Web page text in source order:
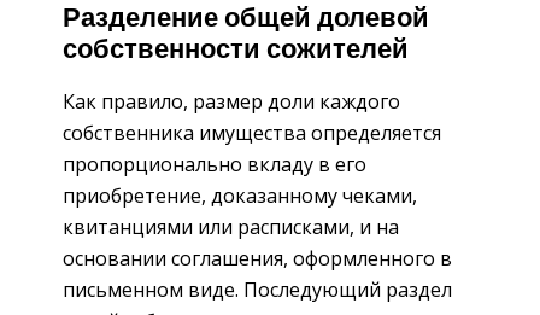
Разделение общей долевой
собственности сожителей
Как правило, размер доли каждого
собственника имущества определяется
пропорционально вкладу в его
приобретение, доказанному чеками,
квитанциями или расписками, и на
основании соглашения, оформленного в
письменном виде. Последующий раздел